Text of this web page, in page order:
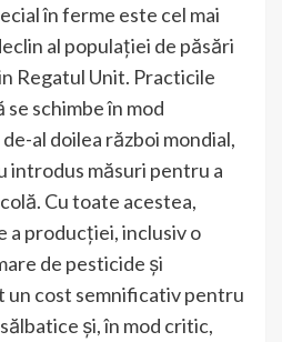
în ferme este cel mai
al populației de păsări
Regatul Unit. Practicile
schimbe în mod
al doilea război mondial,
introdus măsuri pentru a
Cu toate acestea,
producției, inclusiv o
de pesticide și
un cost semnificativ pentru
și, în mod critic,